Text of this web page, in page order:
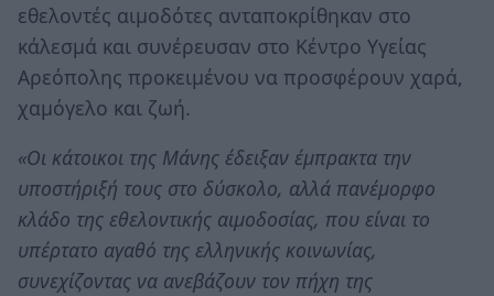
εθελοντές αιμοδότες ανταποκρίθηκαν στο
κάλεσμά και συνέρευσαν στο Κέντρο Υγείας
Αρεόπολης προκειμένου να προσφέρουν χαρά,
χαμόγελο και ζωή.
«Οι κάτοικοι της Μάνης έδειξαν έμπρακτα την
υποστήριξή τους στο δύσκολο, αλλά πανέμορφο
κλάδο της εθελοντικής αιμοδοσίας, που είναι το
υπέρτατο αγαθό της ελληνικής κοινωνίας,
συνεχίζοντας να ανεβάζουν τον πήχη της